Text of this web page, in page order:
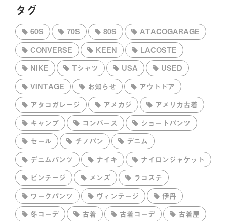
タグ
60S 70S 80S
ATACOGARAGE
CONVERSE
KEEN
LACOSTE
NIKE
Tシャツ USA
USED
VINTAGE
お知らせ
アウトドア
アタコガレージ
アメカジ
アメリカ古着
キャンプ
コンバース
ショートパンツ
セール
チノパン
デニム
デニムパンツ
ナイキ
ナイロンジャケット
ビンテージ
メンズ
ラコステ
ワークパンツ
ヴィンテージ
伊丹
冬コーデ
古着 古着コーデ
古着屋